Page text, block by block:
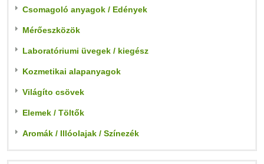
Csomagoló anyagok / Edények
Mérőeszközök
Laboratóriumi üvegek / kiegész
Kozmetikai alapanyagok
Világíto csövek
Elemek / Töltők
Aromák / Illóolajak / Színezék